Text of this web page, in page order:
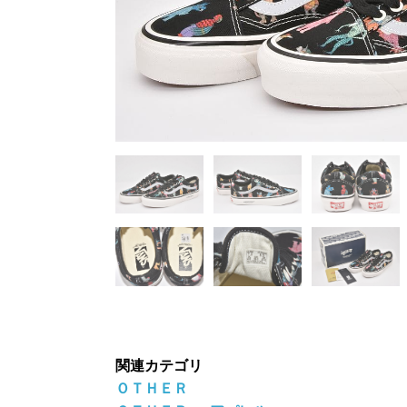
関連カテゴリ
ＯＴＨＥＲ